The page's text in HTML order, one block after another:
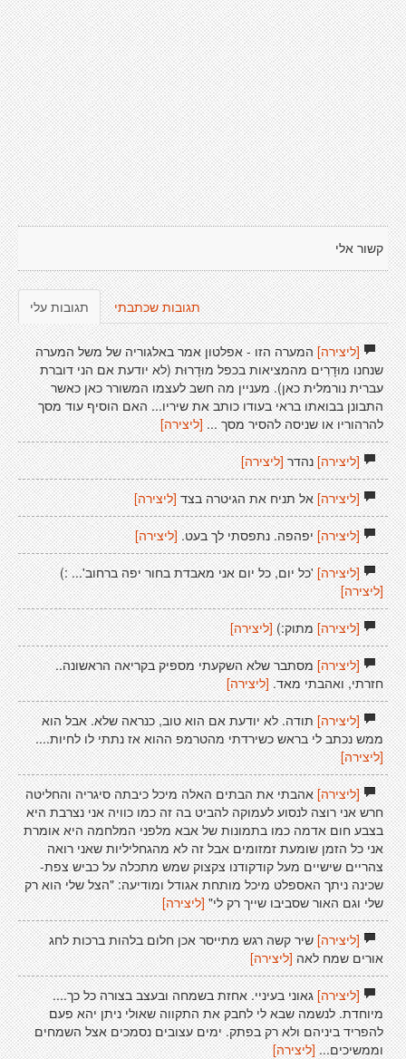
קשור אלי
תגובות עלי תגובות שכתבתי
[ליצירה]המערה הזו - אפלטון אמר באלגוריה של משל המערה
שנחנו מוּדָרִים מהמציאות בכפל מוּדָרוּת (לא יודעת אם הני דוברת
עברית נורמלית כאן). מעניין מה חשב לעצמו המשורר כאן כאשר
התבונן בבואתו בראי בעודו כותב את שיריו... האם הוסיף עוד מסך
להרהוריו או שניסה להסיר מסך ...[ליצירה]
[ליצירה]נהדר[ליצירה]
[ליצירה]אל תניח את הגיטרה בצד [ליצירה]
[ליצירה]יפהפה. נתפסתי לך בעט. [ליצירה]
[ליצירה]'כל יום, כל יום אני מאבדת בחור יפה ברחוב'... :)
[ליצירה]
[ליצירה]מתוק:) [ליצירה]
[ליצירה]מסתבר שלא השקעתי מספיק בקריאה הראשונה..
חזרתי, ואהבתי מאד. [ליצירה]
[ליצירה]תודה. לא יודעת אם הוא טוב, כנראה שלא. אבל הוא
ממש נכתב לי בראש כשירדתי מהטרמפ ההוא אז נתתי לו לחיות....
[ליצירה]
[ליצירה]אהבתי את הבתים האלה מיכל כיבתה סיגריה והחליטה
חרש אני רוצה לנסוע לעמוקה להביט בה זה כמו כוויה אני נצרבת היא
בצבע חום אדמה כמו בתמונות של אבא מלפני המלחמה היא אומרת
אני כל הזמן שומעת זמזומים אבל זה לא מהגחליליות שאני רואה
צהריים שישיים מעל קודקודנו צקצוק שמש מתכלה על כביש צפת-
שכינה ניתך האספלט מיכל מותחת אגודל ומודיעה: "הצל שלי הוא רק
שלי וגם האור שסביבו שייך רק לי"[ליצירה]
[ליצירה]שיר קשה רגש מתייסר אכן חלום בלהות ברכות לחג
אורים שמח לאה [ליצירה]
[ליצירה]גאוני בעיניי. אחזת בשמחה ובעצב בצורה כל כך....
מיוחדת. לנשמה שבא לי לחבק את התקווה שאולי ניתן יהא פעם
להפריד ביניהם ולא רק בפתק. ימים עצובים נסמכים אצל השמחים
וממשיכים...[ליצירה]